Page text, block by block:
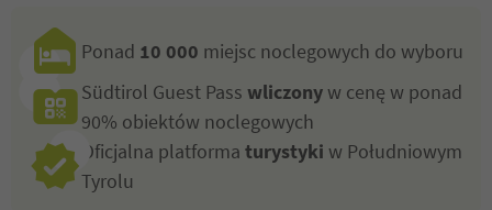
Ponad 10 000 miejsc noclegowych do wyboru
Südtirol Guest Pass wliczonyw cenę w ponad
90% obiektów noclegowych
Oficjalna platforma turystyki w Południowym
Tyrolu